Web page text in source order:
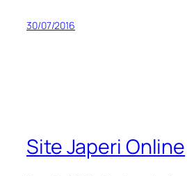
30/07/2016
Site Japeri Online